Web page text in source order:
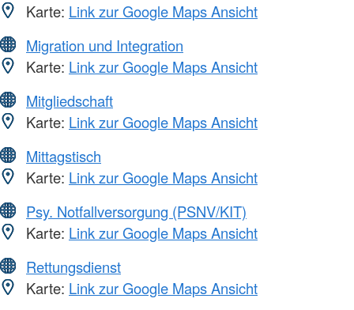
Karte: Link zur Google Maps Ansicht
Migration und Integration
Karte: Link zur Google Maps Ansicht
Mitgliedschaft
Karte: Link zur Google Maps Ansicht
Mittagstisch
Karte: Link zur Google Maps Ansicht
Psy. Notfallversorgung (PSNV/KIT)
Karte: Link zur Google Maps Ansicht
Rettungsdienst
Karte: Link zur Google Maps Ansicht